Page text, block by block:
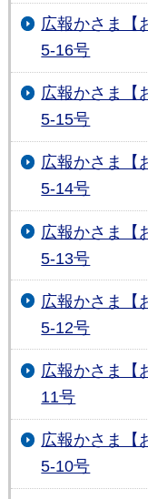
広報かさま【
5-16号
広報かさま【
5-15号
広報かさま【
5-14号
広報かさま【
5-13号
広報かさま【
5-12号
広報かさま【
11号
広報かさま【
5-10号